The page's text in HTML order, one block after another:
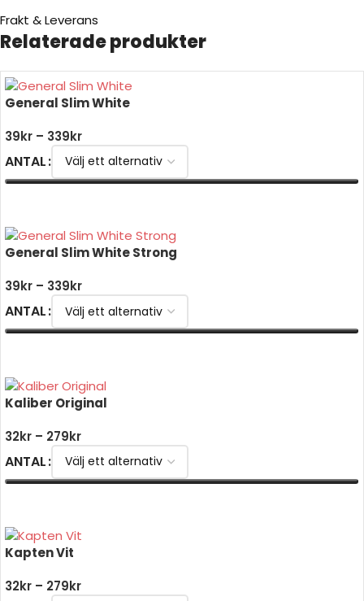
Frakt & Leverans
Relaterade produkter
General Slim White
39kr – 339kr
ANTAL
General Slim White Strong
39kr – 339kr
ANTAL
Kaliber Original
32kr – 279kr
ANTAL
Kapten Vit
32kr – 279kr